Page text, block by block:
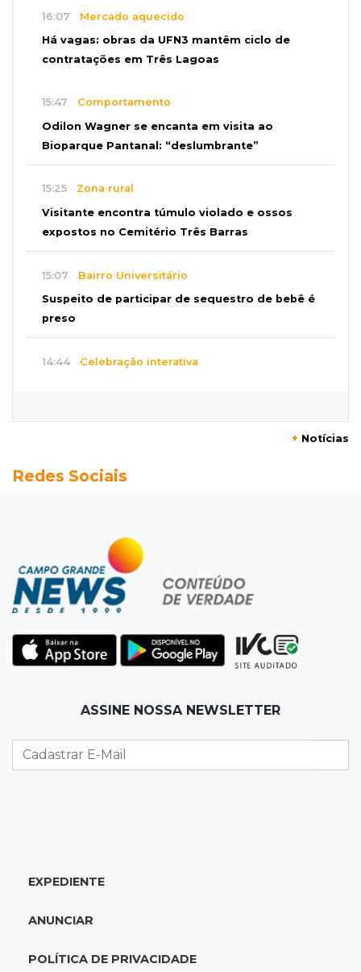
16:07 Mercado aquecido
Há vagas: obras da UFN3 mantêm ciclo de
contratações em Três Lagoas
15:47 Comportamento
Odilon Wagner se encanta em visita ao
Bioparque Pantanal: “deslumbrante”
15:25 Zona rural
Visitante encontra túmulo violado e ossos
expostos no Cemitério Três Barras
15:07 Bairro Universitário
Suspeito de participar de sequestro de bebê é
preso
14:44 Celebração interativa
Ladário abre consulta para criação do Parque
Corumbá
Pantaneiro que salvou fazenda com diques
vira personagem de livro
Discord é investigado por falha na proteção
de menores após morte de adolescente
Produção artesanal
número de produtores em 67%
13:00Artigos
+ Notícias
Redes Sociais
ASSINE NOSSA NEWSLETTER
EXPEDIENTE
ANUNCIAR
POLÍTICA DE PRIVACIDADE